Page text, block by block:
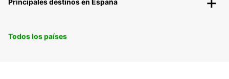
Principales destinos en España
Todos los países